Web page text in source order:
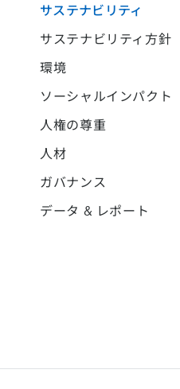
サステナビリティ
サステナビリティ方針
環境
ソーシャルインパクト
人権の尊重
人材
ガバナンス
データ & レポート